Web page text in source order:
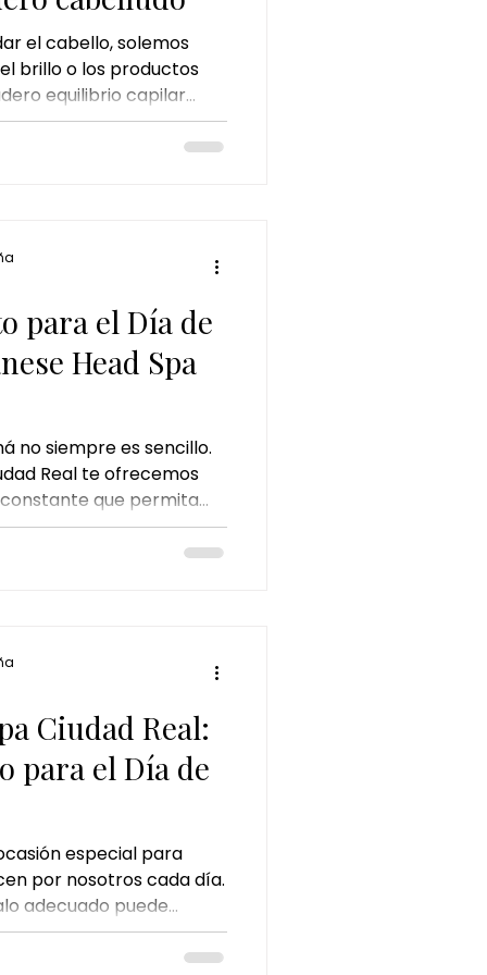
el cabello, solemos
brillo o los productos
equilibrio capilar
cuero cabelludo. El
o el uso frecuente de
cuidar el cabello
momento de
para el Día de
Head Spa
no siempre es sencillo.
Real te ofrecemos
que permita
y valorada
Ciudad Real:
para el Día de
especial para
por nosotros cada día.
adecuado puede
veces el mejor
un momento de